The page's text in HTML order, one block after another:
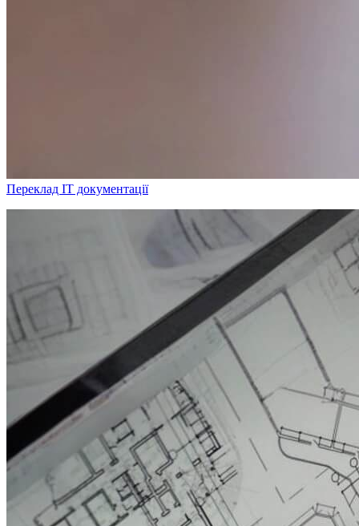
Переклад IT документації